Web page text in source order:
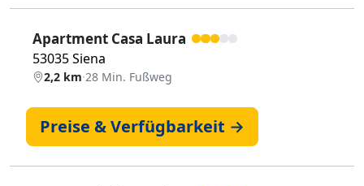
Apartment Casa Laura
53035 Siena
2,2 km·28 Min. Fußweg
Preise & Verfügbarkeit →